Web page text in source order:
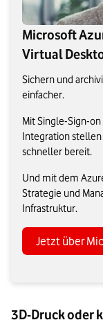
Microsoft
Virtual
Sichern und
einfacher.
Mit Single-Sign-
Integration
schneller bereit.
Und mit dem
Strategie und
Infrastruktur.
Jetzt über
3D-Druck oder